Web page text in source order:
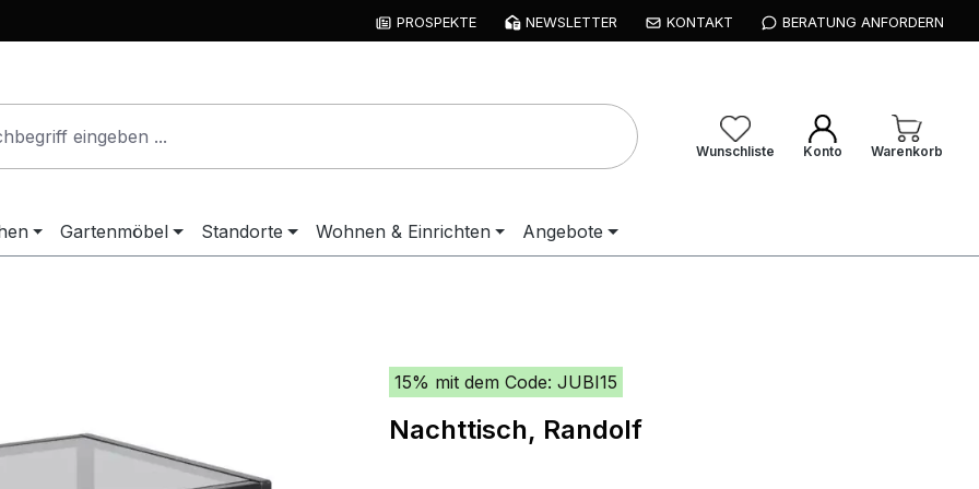
PROSPEKTE NEWSLETTER KONTAKT BERATUNG ANFORDERN
Wunschliste Konto Warenkorb
Gartenmöbel Standorte Wohnen & Einrichten Angebote
15% mit dem Code: JUBI15
Nachttisch, Randolf